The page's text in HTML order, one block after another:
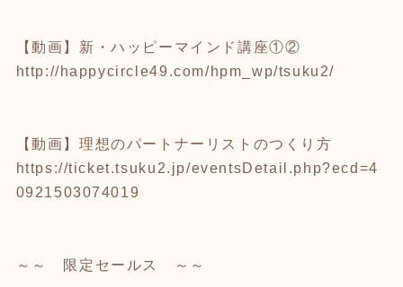
【動画】新・ハッピーマインド講座①②
http://happycircle49.com/hpm_wp/tsuku2/
【動画】理想のパートナーリストのつくり方
https://ticket.tsuku2.jp/eventsDetail.php?ecd=4
0921503074019
～～ 限定セールス ～～